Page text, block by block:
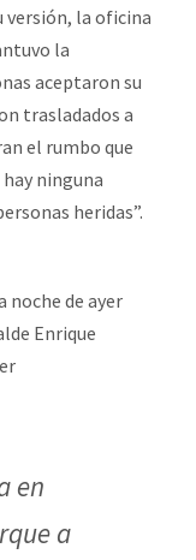
versión, la oficina
la
aceptaron su
trasladados a
el rumbo que
hay ninguna
heridas”.
noche de ayer
Enrique
en
a